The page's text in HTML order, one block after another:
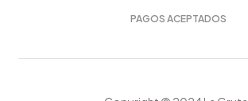
PAGOS ACEPTADOS